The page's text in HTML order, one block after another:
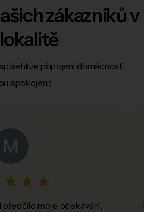
zákazníků v
připojení domácností.
spokojeni:
moje očekávání,